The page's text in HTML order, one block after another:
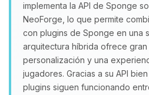
implementa la API de Sponge
NeoForge, lo que permite
con plugins de Sponge en una
arquitectura híbrida ofrece
personalización y una
jugadores. Gracias a su API
plugins siguen funcionando
Yupi, por fin alguien
hablar! Soy
asistente de
que necesitas y
pequenos circuitos
09/08/2026 10:16